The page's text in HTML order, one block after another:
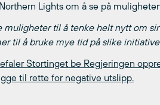
Lights om å se på
muligheter til å tenke helt nytt om
til å bruke mye tid på slike
Stortinget be Regjeringen
til rette for negative utslipp.